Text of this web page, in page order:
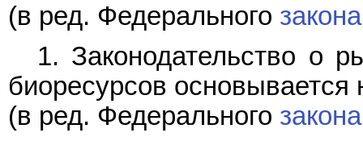
(в ред. Федерального закона
1. Законодательство о
биоресурсов
(в ред. Федерального закона